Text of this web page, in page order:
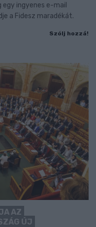
egy ingyenes e-mail
a Fidesz maradékát.
Szólj hozzá!
AZ
ÚJ